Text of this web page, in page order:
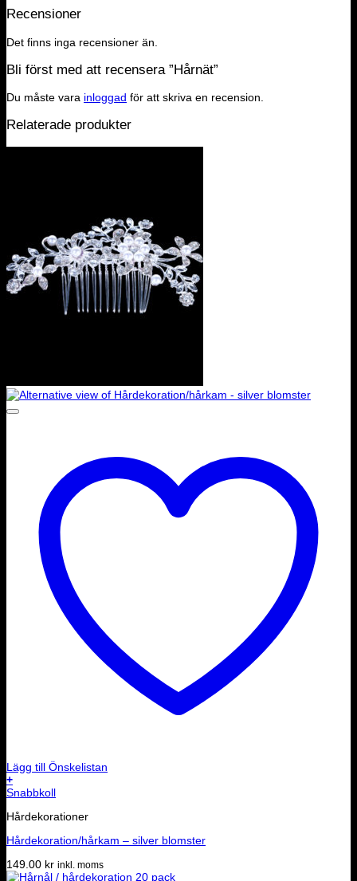
Recensioner
Det finns inga recensioner än.
Bli först med att recensera ”Hårnät”
Du måste vara inloggad för att skriva en recension.
Relaterade produkter
Lägg till Önskelistan
+
Snabbkoll
Hårdekorationer
Hårdekoration/hårkam – silver blomster
149.00 kr inkl. moms